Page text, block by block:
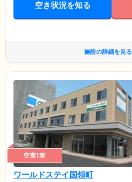
空き状況を知る
施設の詳細を見る
空室1室
ワールドステイ国領町